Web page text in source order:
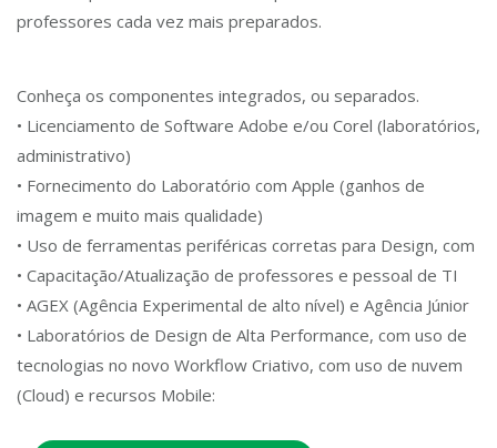
professores cada vez mais preparados.
Conheça os componentes integrados, ou separados.
• Licenciamento de Software Adobe e/ou Corel (laboratórios,
administrativo)
• Fornecimento do Laboratório com Apple (ganhos de
imagem e muito mais qualidade)
• Uso de ferramentas periféricas corretas para Design, com
• Capacitação/Atualização de professores e pessoal de TI
• AGEX (Agência Experimental de alto nível) e Agência Júnior
• Laboratórios de Design de Alta Performance, com uso de
tecnologias no novo Workflow Criativo, com uso de nuvem
(Cloud) e recursos Mobile: